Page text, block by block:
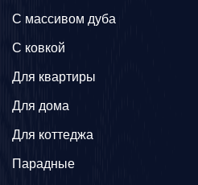
C массивом дуба
C ковкой
Для квартиры
Для дома
Для коттеджа
Парадные